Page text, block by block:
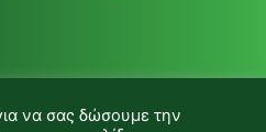
να σας δώσουμε την